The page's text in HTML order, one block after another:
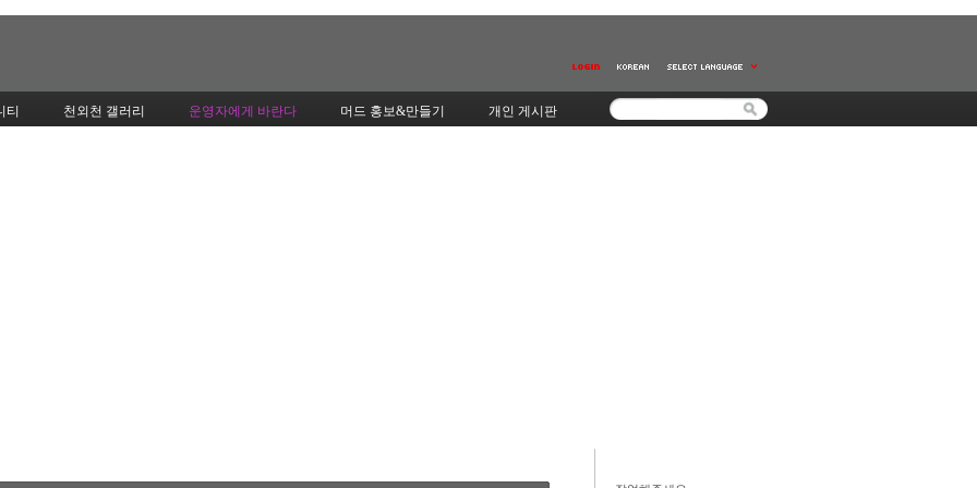
티 천외천 갤러리 운영자에게 바란다 머드 홍보&만들기 개인 게시판